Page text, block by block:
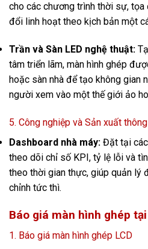
cho các chương trình thời sự, tọa
đổi linh hoạt theo kịch bản một
Trần và Sàn LED nghệ thuật:
tâm triển lãm, màn hình ghép
hoặc sàn nhà để tạo không gian
người xem vào một thế giới ảo
5. Công nghiệp và Sản xuất
Dashboard nhà máy: Đặt tại
theo dõi chỉ số KPI, tỷ lệ lỗi và
theo thời gian thực, giúp quản lý
chỉnh tức thì.
Báo giá màn hình ghép
1. Báo giá màn hình ghép LCD